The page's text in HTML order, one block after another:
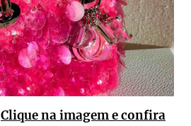
Clique na imagem e confira